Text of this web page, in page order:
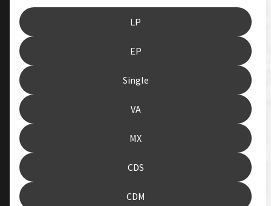
LP
EP
Single
VA
MX
CDS
CDM